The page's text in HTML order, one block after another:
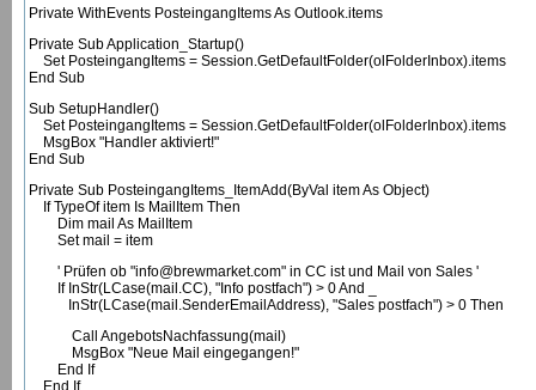
Private WithEvents PosteingangItems As Outlook.items
Private Sub Application_Startup()
Set PosteingangItems = Session.GetDefaultFolder(olFolderInbox).items
End Sub
Sub SetupHandler()
Set PosteingangItems = Session.GetDefaultFolder(olFolderInbox).items
MsgBox "Handler aktiviert!"
End Sub
Private Sub PosteingangItems_ItemAdd(ByVal item As Object)
If TypeOf item Is MailItem Then
Dim mail As MailItem
Set mail = item
' Prüfen ob "info@brewmarket.com" in CC ist und Mail von Sales '
If InStr(LCase(mail.CC), "Info postfach") > 0 And _
InStr(LCase(mail.SenderEmailAddress), "Sales postfach") > 0 Then
Call AngebotsNachfassung(mail)
MsgBox "Neue Mail eingegangen!"
End If
End If